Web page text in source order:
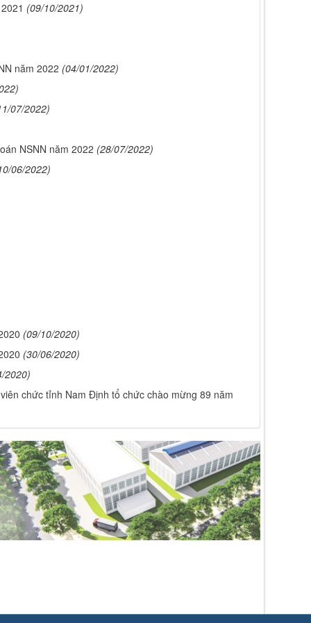
(09/10/2021)
năm 2022 (04/01/2022)
07/2022)
NSNN năm 2022 (28/07/2022)
06/2022)
(09/10/2020)
(30/06/2020)
2020)
chức tỉnh Nam Định tổ chức chào mừng 89 năm